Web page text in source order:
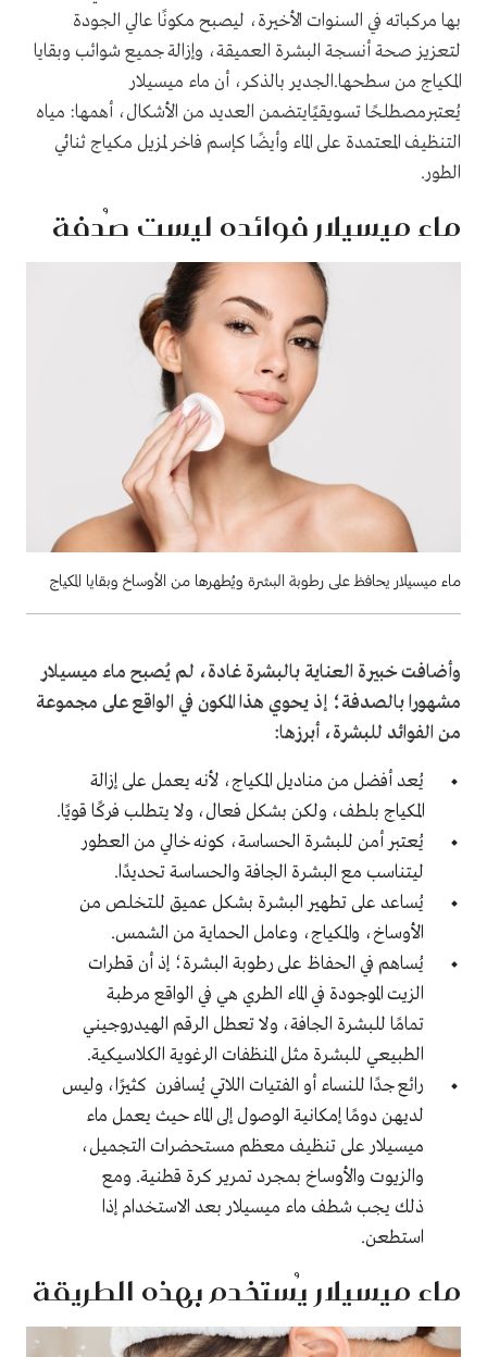
بها مركباته في السنوات الأخيرة، ليصبح مكونًا عالي الجودة
لتعزيز صحة أنسجة البشرة العميقة، وإزالة جميع شوائب وبقايا
المكياج من سطحها.الجدير بالذكر، أن ماء ميسيلار
يُعتبرمصطلحًا تسويقيًايتضمن العديد من الأشكال، أهمها: مياه
التنظيف المعتمدة على الماء وأيضًا كإسم فاخر لمزيل مكياج ثنائي
الطور.
ماء ميسيلار فوائده ليست صُدفة
ماء ميسيلار يحافظ على رطوبة البشرة ويُطهرها من الأوساخ وبقايا المكياج
وأضافت خبيرة العناية بالبشرة غادة، لم يُصبح ماء ميسيلار
مشهورا بالصدفة؛ إذ يحوي هذا المكون في الواقع على مجموعة
من الفوائد للبشرة، أبرزها:
يُعد أفضل من مناديل المكياج، لأنه يعمل على إزالة
المكياج بلطف، ولكن بشكل فعال، ولا يتطلب فركًا قويًا.
يُعتبر أمن للبشرة الحساسة، كونهخالي من العطور
ليتناسب مع البشرة الجافة والحساسة تحديدًا.
يُساعد على تطهير البشرة بشكل عميق للتخلص من
الأوساخ، والمكياج، وعامل الحماية من الشمس.
يُساهم في الحفاظ على رطوبة البشرة؛ إذ أن قطرات
الزيت الموجودة في الماء الطري هي في الواقع مرطبة
تمامًا للبشرة الجافة، ولا تعطل الرقم الهيدروجيني
الطبيعي للبشرة مثل المنظفات الرغوية الكلاسيكية.
رائع جدًا للنساء أو الفتيات اللاتي يُسافرن كثيرًا، وليس
لديهن دومًا إمكانية الوصول إلى الماء حيث يعمل ماء
ميسيلار على تنظيف معظم مستحضرات التجميل،
والزيوت والأوساخ بمجرد تمرير كرة قطنية. ومع
ذلك يجب شطف ماء ميسيلار بعد الاستخدام إذا
استطعن.
ماء ميسيلار يُستخدم بهذه الطريقة